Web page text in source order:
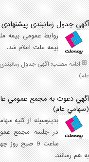
آگهي جدول زمانبندی
روابط عمومی بیمه
بیمه ملت اعلام شد.
ادامه مطلب: آگهي جدول
عام)
آگهي دعوت به مجمع عمومي
(سهامي عام)
بدينوسيله از کليه
در جلسهمجمع
ساعت 9 صبح روز
به هم رسانند.